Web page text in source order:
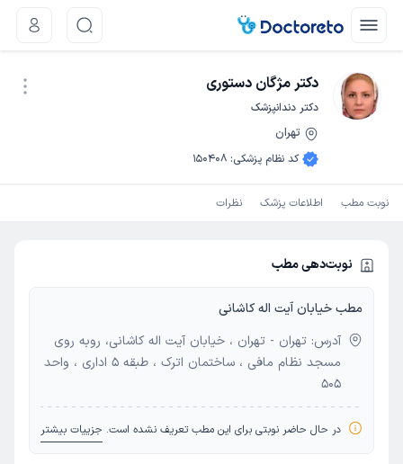
دکتر مژگان دستوری
دکتر دندانپزشک
تهران
کد نظام پزشکی:
150408
نوبت مطب اطلاعات پزشک نظرات
نوبت‌دهی مطب
مطب خیابان آیت اله کاشانی
آدرس: تهران - تهران ، خیابان آیت اله کاشانی، روبه روی
مسجد نظام مافی ، ساختمان اترک ، طبقه 5 اداری ، واحد
505
در حال حاضر نوبتی برای این مطب تعریف نشده است. جزییات بیشتر